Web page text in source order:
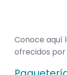
Conoce aquí
ofrecidos